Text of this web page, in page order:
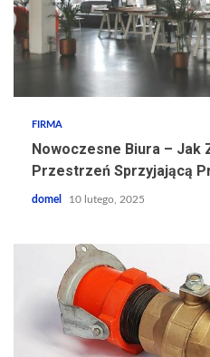
FIRMA
Nowoczesne Biura – Jak
Przestrzeń Sprzyjającą
domel 10 lutego, 2025